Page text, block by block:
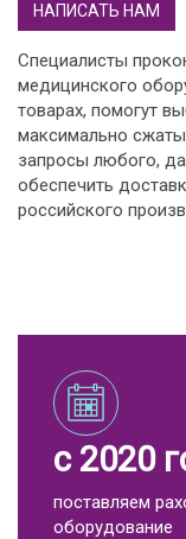
НАПИСАТЬ НАМ
Специалисты
медицинского
товарах, помогут
максимально
запросы любого,
обеспечить
российского
с 2020
поставляем
оборудование